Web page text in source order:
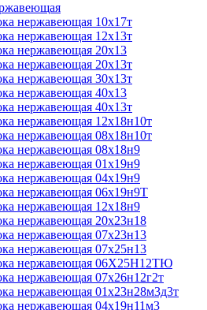
нержавеющая 10х17т
нержавеющая 12х13т
нержавеющая 20х13
нержавеющая 20х13т
нержавеющая 30х13т
нержавеющая 40х13
нержавеющая 40х13т
нержавеющая 12х18н10т
нержавеющая 08х18н10т
нержавеющая 08х18н9
нержавеющая 01х19н9
нержавеющая 04х19н9
нержавеющая 06х19н9Т
нержавеющая 12х18н9
нержавеющая 20х23н18
нержавеющая 07х23н13
нержавеющая 07х25н13
нержавеющая 06Х25Н12ТЮ
нержавеющая 07х26н12г2т
нержавеющая 01х23н28м3д3т
нержавеющая 04х19н11м3